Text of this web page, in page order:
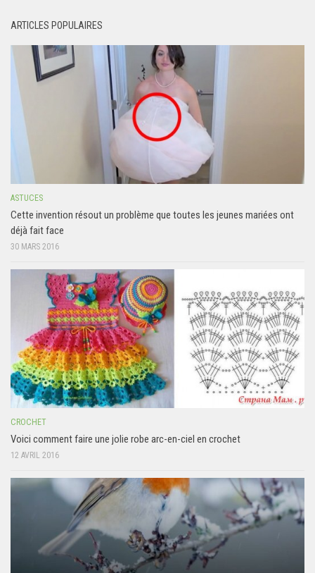
ARTICLES POPULAIRES
ASTUCES
Cette invention résout un problème que toutes les jeunes mariées ont
déjà fait face
30 MARS 2016
CROCHET
Voici comment faire une jolie robe arc-en-ciel en crochet
12 AVRIL 2016